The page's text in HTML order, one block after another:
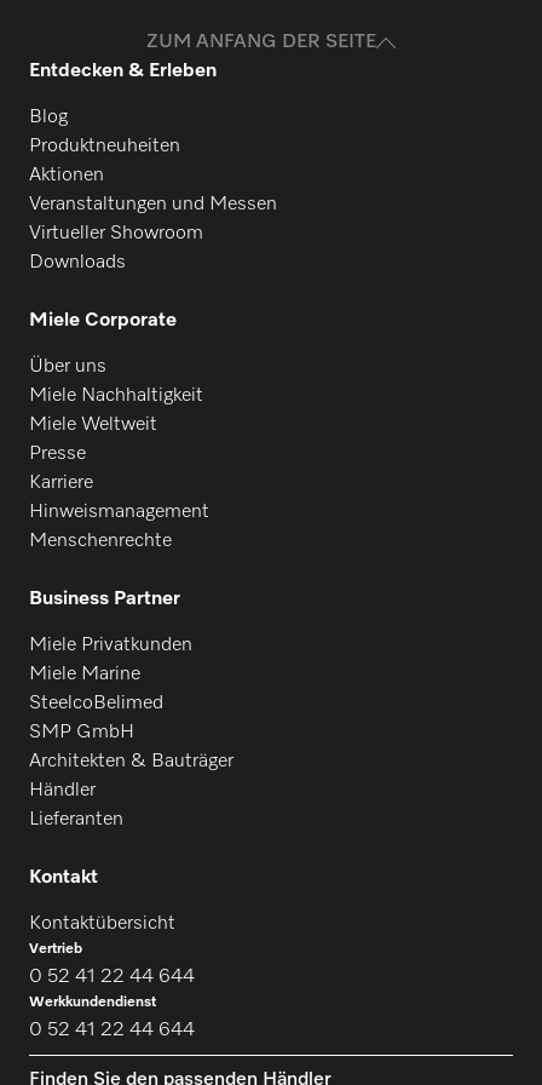
M 500-2000
M 500-2200
M 500-2500
M 500-3000
M 500-3300
PM 1621
PM 1625
PM 1630
PM 1635
PM 1830
PM 1835
Ersatzteile anfragen
ZUM ANFANG DER SEITE
Entdecken & Erleben
Blog
Produktneuheiten
Aktionen
Veranstaltungen und Messen
Virtueller Showroom
Downloads
Miele Corporate
Über uns
Miele Nachhaltigkeit
Miele Weltweit
Presse
Karriere
Hinweismanagement
Menschenrechte
Business Partner
Miele Privatkunden
Miele Marine
SteelcoBelimed
SMP GmbH
Architekten & Bauträger
Händler
Lieferanten
Kontakt
Kontaktübersicht
Vertrieb
0 52 41 22 44 644
Werkkundendienst
0 52 41 22 44 644
Finden Sie den passenden Händler